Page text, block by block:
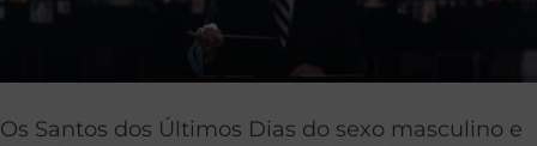
Os Santos dos Últimos Dias do sexo masculino e